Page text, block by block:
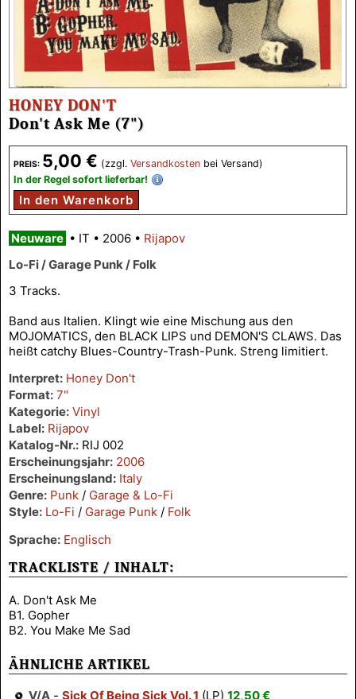
PREIS: 5,00 € (zzgl. Versandkosten bei Versand)
In der Regel sofort lieferbar!
In den Warenkorb
HONEY DON'T
Don't Ask Me (7")
Neuware • IT • 2006 • Rijapov
Lo-Fi / Garage Punk / Folk
3 Tracks.
Band aus Italien. Klingt wie eine Mischung aus den
MOJOMATICS, den BLACK LIPS und DEMON'S CLAWS. Das
heißt catchy Blues-Country-Trash-Punk. Streng limitiert.
Interpret: Honey Don't
Format: 7"
Kategorie: Vinyl
Label: Rijapov
Katalog-Nr.: RIJ 002
Erscheinungsjahr: 2006
Erscheinungsland: Italy
Genre: Punk / Garage & Lo-Fi
Style: Lo-Fi / Garage Punk / Folk
Sprache: Englisch
TRACKLISTE / INHALT:
A. Don't Ask Me
B1. Gopher
B2. You Make Me Sad
ÄHNLICHE ARTIKEL
V/A - Sick Of Being Sick Vol. 1 (LP) 12,50 €